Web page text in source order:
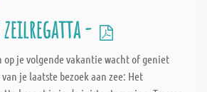
-
op je volgende vakantie wacht of geniet
je laatste bezoek aan zee: Het